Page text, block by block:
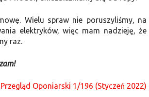
Wielu spraw nie poruszyliśmy, na
elektryków, więc mam nadzieję, że
raz.
Przegląd Oponiarski 1/196 (Styczeń 2022)